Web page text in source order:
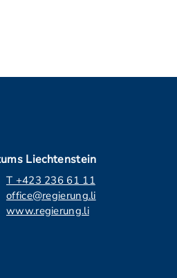
Liechtenstein
T +423 236 61 11
office@regierung.li
www.regierung.li